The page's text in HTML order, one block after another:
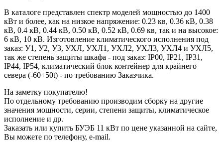
В каталоге представлен спектр моделей мощностью до 1400
кВт и более, как на низкое напряжение: 0.23 кв, 0.36 кВ, 0.38
кВ, 0.4 кВ, 0.44 кВ, 0.50 кВ, 0.52 кВ, 0.69 кв, так и на высокое:
6 кВ, 10 кВ. Изготовление климатического исполнения под
заказ: У1, У2, У3, УХЛ, УХЛ1, УХЛ2, УХЛ3, УХЛ4 и УХЛ5,
так же степень защиты шкафа - под заказ: IP00, IP21, IP31,
IP44, IP54, климатический блок контейнер для крайнего
севера (-60+50t) - по требованию Заказчика.
На заметку покупателю!
По отдельному требованию производим сборку на другие
значения мощности, серии, степени защиты, климатическое
исполнение и др.
Заказать или купить БУЭБ 11 кВт по цене указанной на сайте,
Вы можете по телефону, e-mail.